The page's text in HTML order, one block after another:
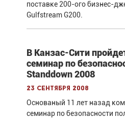
поставке 200-ого бизнес-
Gulfstream G200.
В Канзас-Сити
семинар по
Standdown 2008
23 сентября 2008
Основаный 11 лет назад
семинар по безопасности